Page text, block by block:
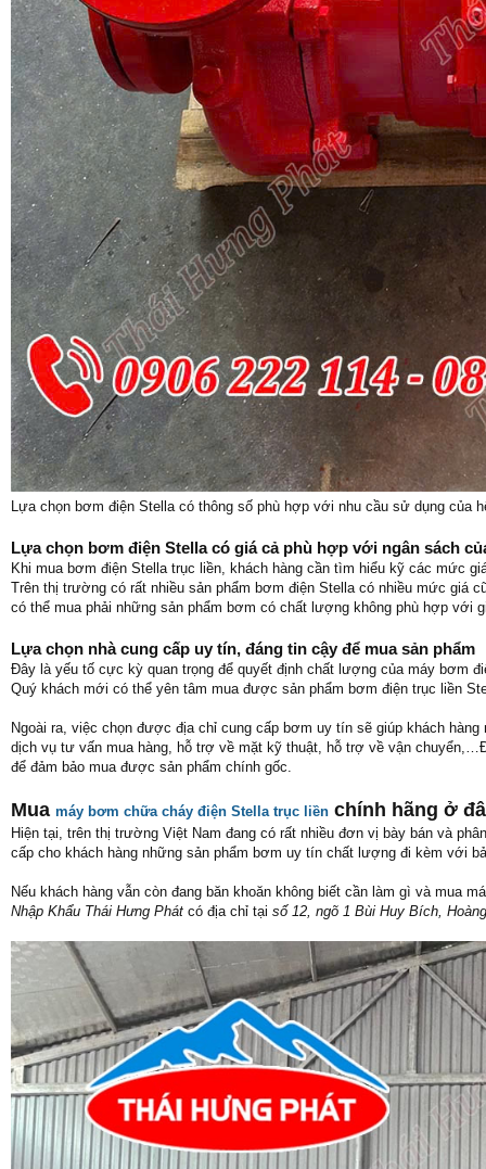
Lựa chọn bơm điện Stella có thông số phù hợp với nhu cầu sử dụng của
Lựa chọn bơm điện Stella có giá cả phù hợp với ngân sách
Khi mua bơm điện Stella trục liền, khách hàng cần tìm hiểu kỹ các mức
Trên thị trường có rất nhiều sản phẩm bơm điện Stella có nhiều mức giá
có thể mua phải những sản phẩm bơm có chất lượng không phù hợp với
Lựa chọn nhà cung cấp uy tín, đáng tin cậy để mua sản phẩm
Đây là yếu tố cực kỳ quan trọng để quyết định chất lượng của máy bơm
Quý khách mới có thể yên tâm mua được sản phẩm bơm điện trục liền
Ngoài ra, việc chọn được địa chỉ cung cấp bơm uy tín sẽ giúp khách
dịch vụ tư vấn mua hàng, hỗ trợ về mặt kỹ thuật, hỗ trợ về vận
để đảm bảo mua được sản phẩm chính gốc.
Mua máy bơm chữa cháy điện Stella trục liền chính hãng ở
Hiện tại, trên thị trường Việt Nam đang có rất nhiều đơn vị bày bán và
cấp cho khách hàng những sản phẩm bơm uy tín chất lượng đi kèm với
Nếu khách hàng vẫn còn đang băn khoăn không biết cần làm gì và mua
Nhập Khẩu Thái Hưng Phát có địa chỉ tại số 12, ngõ 1 Bùi Huy Bích,